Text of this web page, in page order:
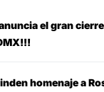
anuncia el gran
homenaje a